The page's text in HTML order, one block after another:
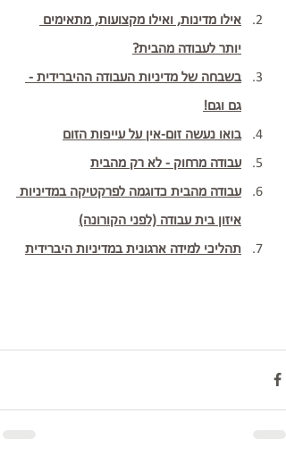
אילו מדינות, ואילו מקצועות, מתאימים
יותר לעבודה מהבית?
בשבחה של מדיניות העבודה ההיברידית -
גם וגם!
בואו נעשה זום-אין על עייפות הזום
עבודה מרחוק - לא רק מהבית
עבודה מהבית כדוגמה לפרקטיקה במדיניות
איזון בית עבודה (לפני הקורונה)
תהליכי למידה ארגונית במדיניות היברידית